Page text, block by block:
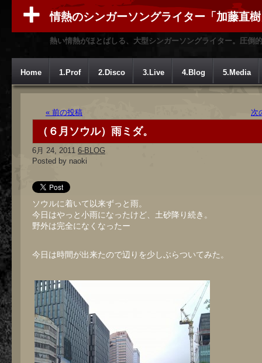
情熱のシンガーソングライター「加藤直
熱い情熱がほとばしる、大型シンガーソングライター。圧倒
Home 1.Prof 2.Disco 3.Live 4.Blog 5.Media
« 前の投稿 次
（６月ソウル）雨ミダ。
6月 24, 2011 6-BLOG
Posted by naoki
ソウルに着いて以来ずっと雨。
今日はやっと小雨になったけど、土砂降り続き。
野外は完全になくなったー
今日は時間が出来たので辺りを少しぶらついてみた。